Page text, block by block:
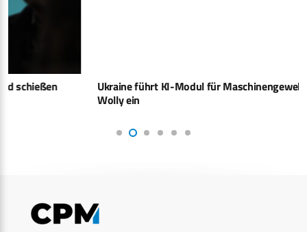
Ukraine führt KI-Modul für Maschinengewehre namens